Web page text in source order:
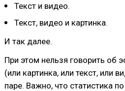
Текст и видео.
Текст, видео и картинка.
И так далее.
При этом нельзя говорить об
(или картинка, или текст, или
паре. Важно, что статистика